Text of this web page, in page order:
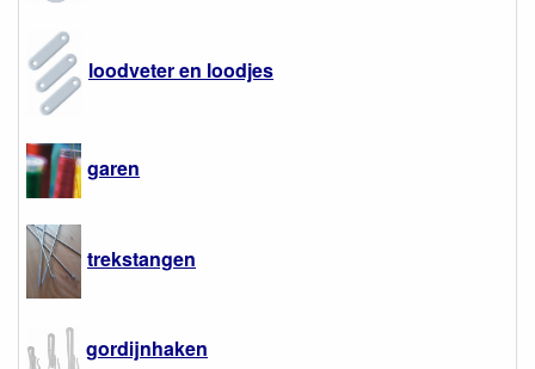
loodveter en loodjes
garen
trekstangen
gordijnhaken